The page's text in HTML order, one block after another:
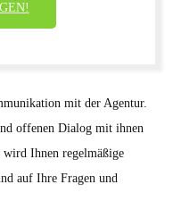
mit der Agentur.
offenen Dialog mit ihnen
Ihnen regelmäßige
auf Ihre Fragen und